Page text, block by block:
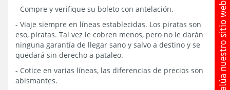
- Compre y verifique su boleto con antelación.
- Viaje siempre en líneas establecidas. Los piratas son
eso, piratas. Tal vez le cobren menos, pero no le darán
ninguna garantía de llegar sano y salvo a destino y se
quedará sin derecho a pataleo.
- Cotice en varias líneas, las diferencias de precios son
abismantes.